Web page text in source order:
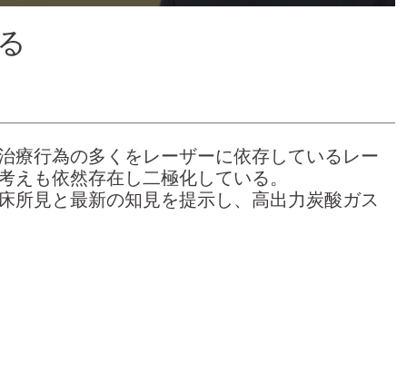
療行為の多くをレーザーに依存しているレー
も依然存在し二極化している。
所見と最新の知見を提示し、高出力炭酸ガス